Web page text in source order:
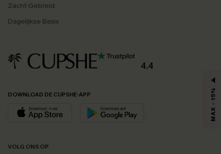
Zacht Gebreid
Dagelijkse Basis
4.4
DOWNLOAD DE CUPSHE-APP
VOLG ONS OP
MAX - 15%